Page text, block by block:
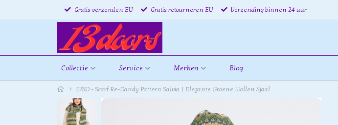
Gratis verzenden EU Gratis retourneren EU Verzending binnen 24 uur
Collectie Service Merken Blog
IVKO - Scarf Re-Dandy Pattern Salvia | Elegante Groene Wollen Sjaal